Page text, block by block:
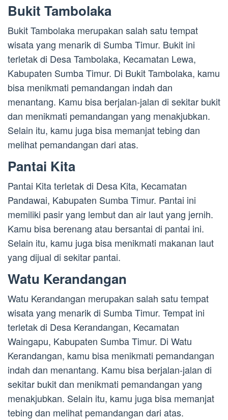
Bukit Tambolaka
Bukit Tambolaka merupakan salah satu tempat
wisata yang menarik di Sumba Timur. Bukit ini
terletak di Desa Tambolaka, Kecamatan Lewa,
Kabupaten Sumba Timur. Di Bukit Tambolaka, kamu
bisa menikmati pemandangan indah dan
menantang. Kamu bisa berjalan-jalan di sekitar bukit
dan menikmati pemandangan yang menakjubkan.
Selain itu, kamu juga bisa memanjat tebing dan
melihat pemandangan dari atas.
Pantai Kita
Pantai Kita terletak di Desa Kita, Kecamatan
Pandawai, Kabupaten Sumba Timur. Pantai ini
memiliki pasir yang lembut dan air laut yang jernih.
Kamu bisa berenang atau bersantai di pantai ini.
Selain itu, kamu juga bisa menikmati makanan laut
yang dijual di sekitar pantai.
Watu Kerandangan
Watu Kerandangan merupakan salah satu tempat
wisata yang menarik di Sumba Timur. Tempat ini
terletak di Desa Kerandangan, Kecamatan
Waingapu, Kabupaten Sumba Timur. Di Watu
Kerandangan, kamu bisa menikmati pemandangan
indah dan menantang. Kamu bisa berjalan-jalan di
sekitar bukit dan menikmati pemandangan yang
menakjubkan. Selain itu, kamu juga bisa memanjat
tebing dan melihat pemandangan dari atas.